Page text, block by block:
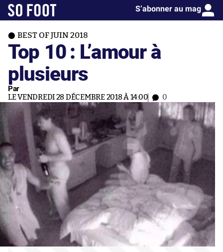
S’abonner au mag
BEST OF JUIN 2018
Top 10 : L’amour à
plusieurs
Par
LE VENDREDI 28 DÉCEMBRE 2018 À 14:00 0